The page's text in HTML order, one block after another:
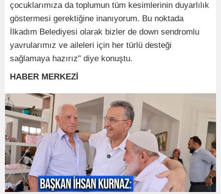
çocuklarımıza da toplumun tüm kesimlerinin duyarlılık
göstermesi gerektiğine inanıyorum. Bu noktada
İlkadım Belediyesi olarak bizler de down sendromlu
yavrularımız ve aileleri için her türlü desteği
sağlamaya hazırız" diye konuştu.
HABER MERKEZİ